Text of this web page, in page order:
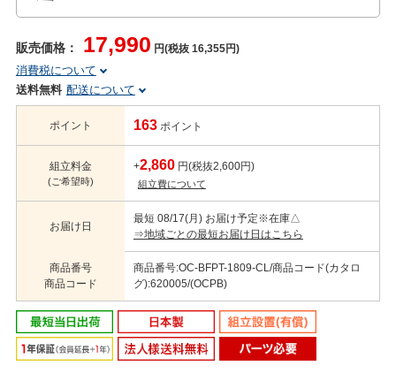
販売価格： 17,990 円(税抜 16,355円)
消費税について
送料無料 配送について
ポイント 163 ポイント
組立料金
(ご希望時)
+2,860 円(税抜2,600円)
組立費について
お届け日
最短 08/17(月) お届け予定※在庫△
⇒地域ごとの最短お届け日はこちら
商品番号
商品コード
商品番号:OC-BFPT-1809-CL/商品コード(カタロ
グ):620005/(OCPB)